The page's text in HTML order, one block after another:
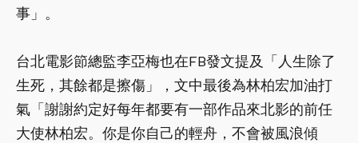
事」。
台北電影節總監李亞梅也在FB發文提及「人生除了
生死，其餘都是擦傷」，文中最後為林柏宏加油打
氣「謝謝約定好每年都要有一部作品來北影的前任
大使林柏宏。你是你自己的輕舟，不會被風浪傾